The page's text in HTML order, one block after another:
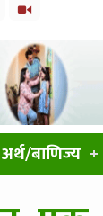
अर्थ/बाणिज्य